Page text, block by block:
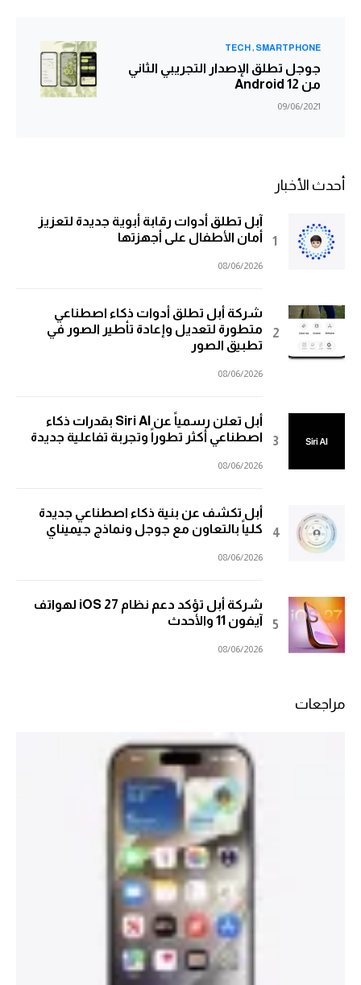
SMARTPHONE
TECH
جوجل تطلق الإصدار التجريبي الثاني
من Android 12
09/06/2021
أحدث الأخبار
آبل تطلق أدوات رقابة أبوية جديدة لتعزيز
أمان الأطفال على أجهزتها
08/06/2026
شركة أبل تطلق أدوات ذكاء اصطناعي
متطورة لتعديل وإعادة تأطير الصور في
تطبيق الصور
08/06/2026
أبل تعلن رسمياً عن Siri AI بقدرات ذكاء
اصطناعي أكثر تطوراً وتجربة تفاعلية جديدة
08/06/2026
أبل تكشف عن بنية ذكاء اصطناعي جديدة
كلياً بالتعاون مع جوجل ونماذج جيميناي
08/06/2026
شركة أبل تؤكد دعم نظام iOS 27 لهواتف
آيفون 11 والأحدث
08/06/2026
مراجعات